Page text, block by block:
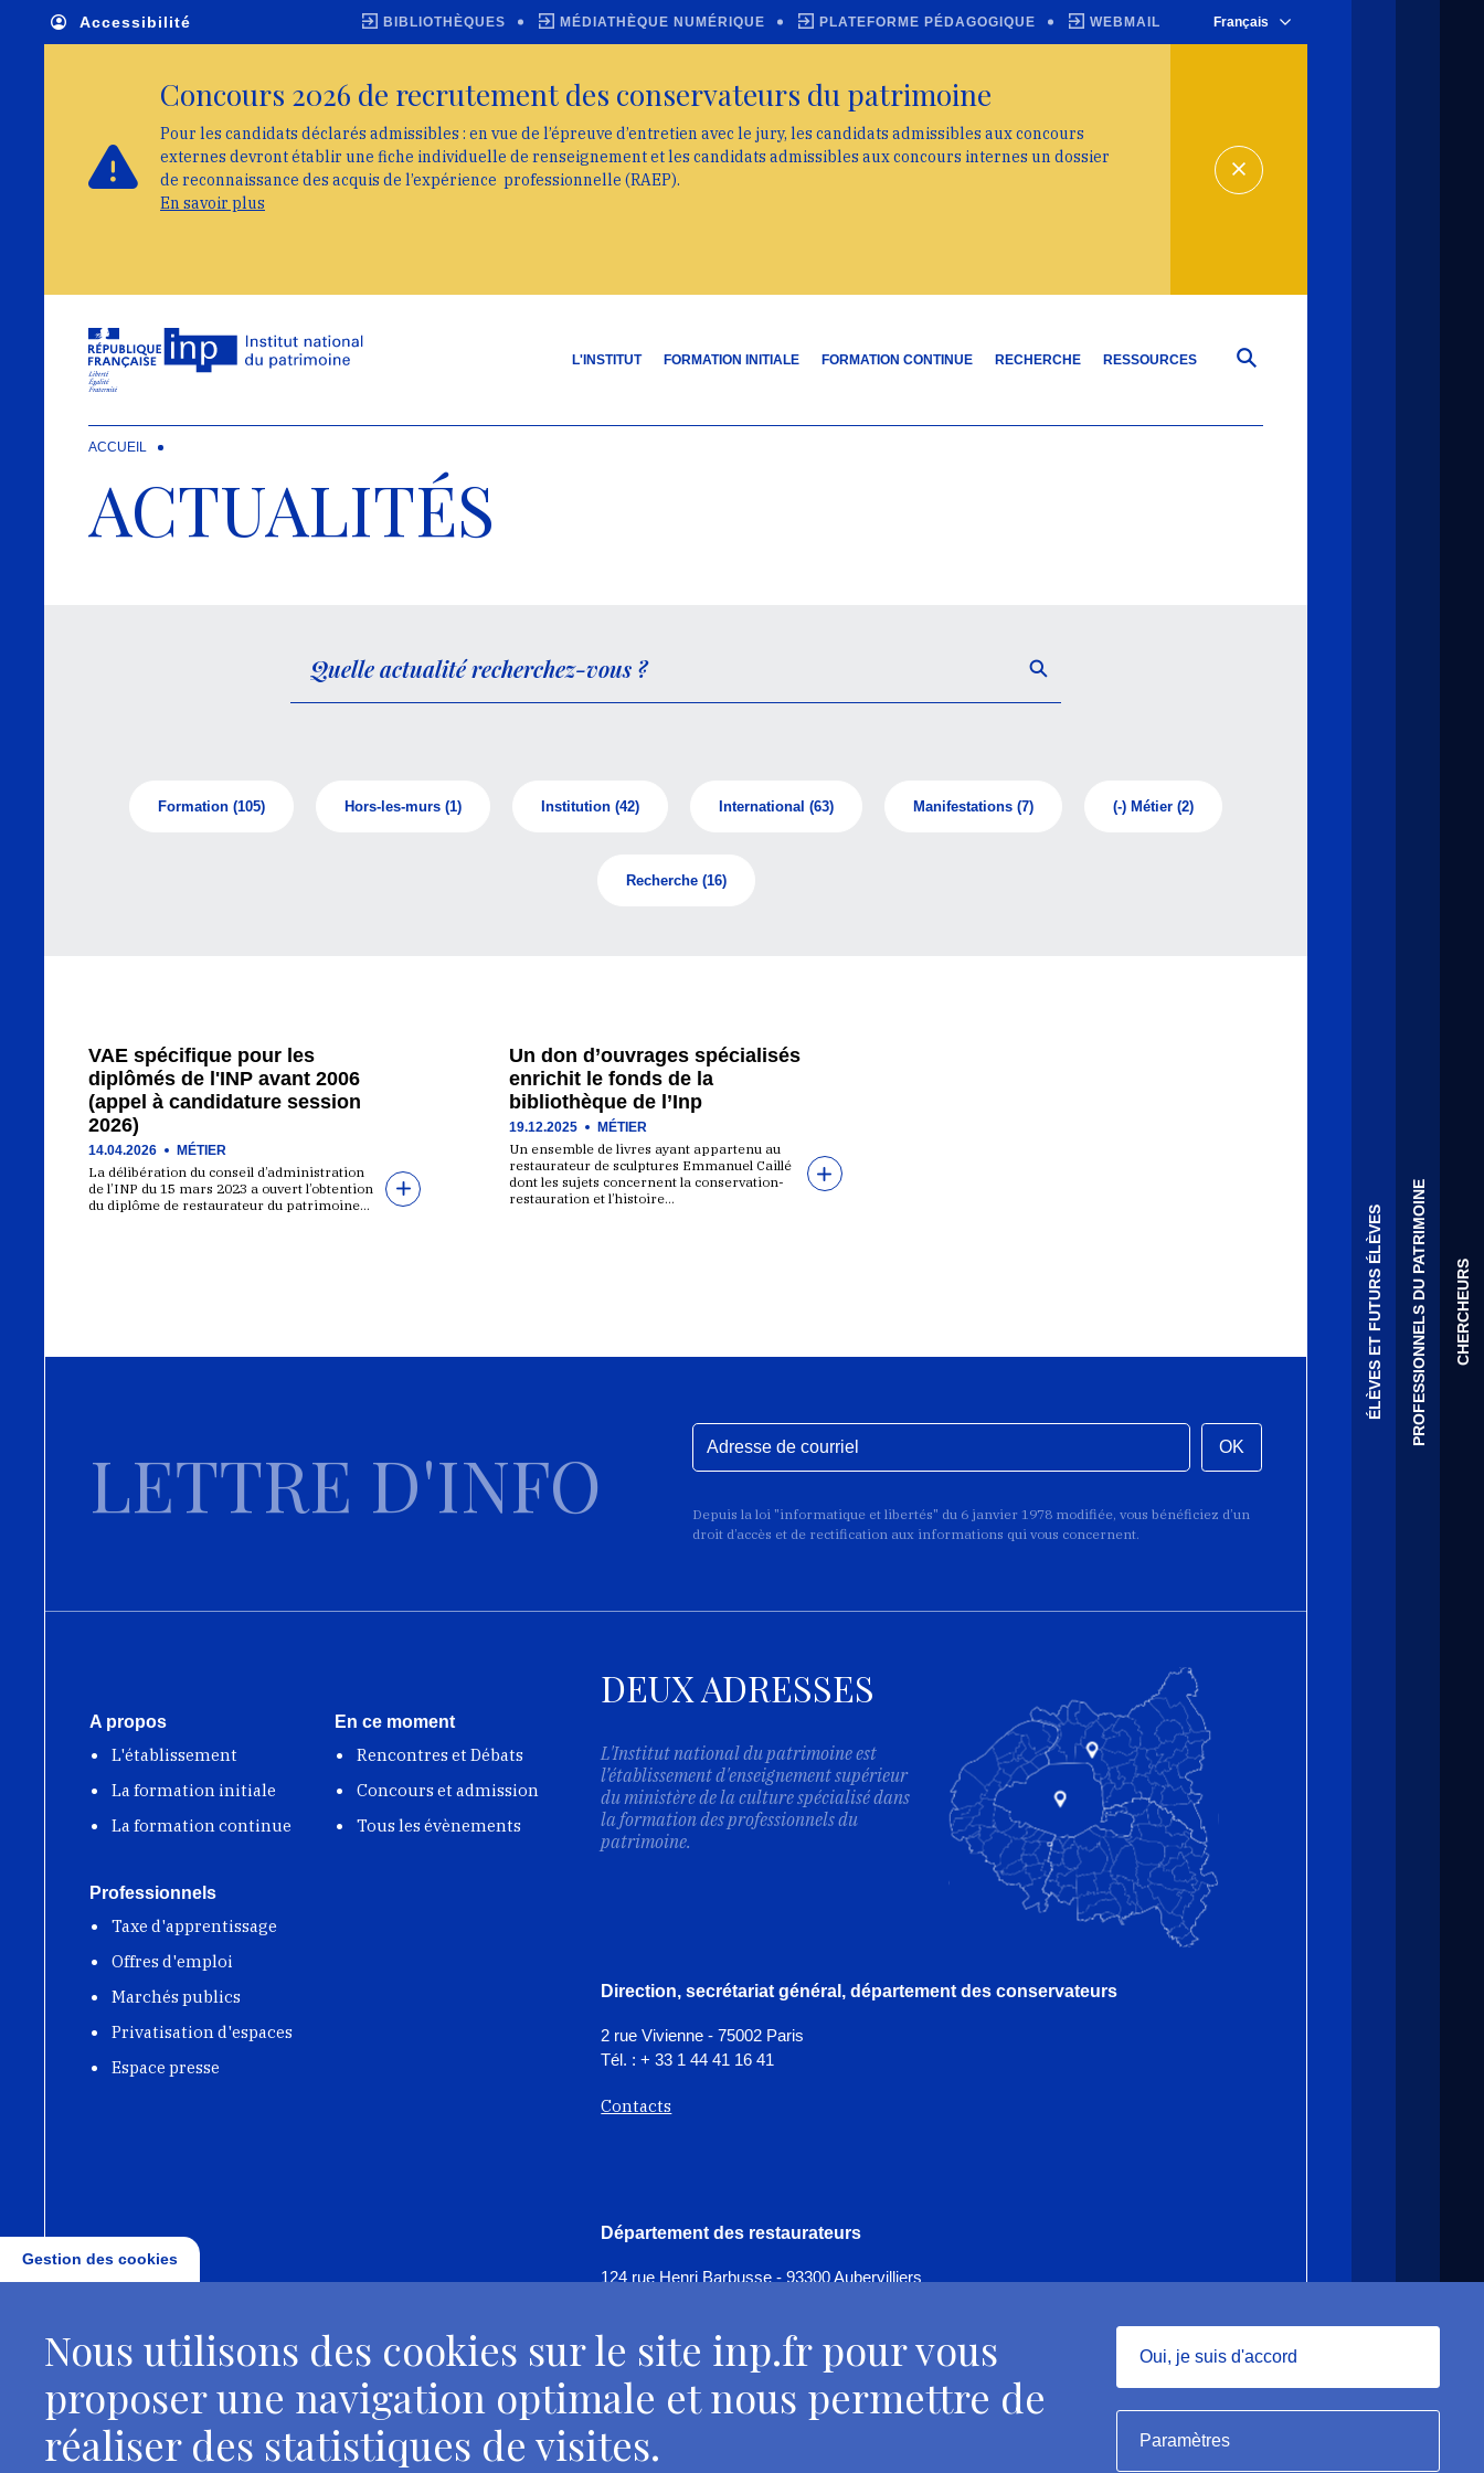
ÉLÈVES ET FUTURS ÉLÈVESPROFESSIONNELS DU PATRIMOINE CHERCHEURS
L'INSTITUT FORMATION INITIALE FORMATION CONTINUE RECHERCHE RESSOURCES
Accessibilité BIBLIOTHÈQUES MÉDIATHÈQUE NUMÉRIQUE PLATEFORME PÉDAGOGIQUE WEBMAIL Français
Concours 2026 de recrutement des conservateurs du patrimoine
Pour les candidats déclarés admissibles : en vue de l’épreuve d’entretien avec le jury, les candidats admissibles aux concours
externes devront établir une fiche individuelle de renseignement et les candidats admissibles aux concours internes un dossier
de reconnaissance des acquis de l’expérience professionnelle (RAEP).
En savoir plus
ACCUEIL
ACTUALITÉS
Formation (105) Hors-les-murs (1) Institution (42) International (63) Manifestations (7) (-) Métier (2)
Recherche (16)
VAE spécifique pour les
diplômés de l'INP avant 2006
(appel à candidature session
2026)
14.04.2026 MÉTIER
La délibération du conseil d’administration
de l’INP du 15 mars 2023 a ouvert l’obtention
du diplôme de restaurateur du patrimoine…
Un don d’ouvrages spécialisés
enrichit le fonds de la
bibliothèque de l’Inp
19.12.2025 MÉTIER
Un ensemble de livres ayant appartenu au
restaurateur de sculptures Emmanuel Caillé
dont les sujets concernent la conservation-
restauration et l’histoire…
LETTRE D'INFO OK
Depuis la loi "informatique et libertés" du 6 janvier 1978 modifiée, vous bénéficiez d’un
droit d’accès et de rectification aux informations qui vous concernent.
A propos
L'établissement
La formation initiale
La formation continue
En ce moment
Rencontres et Débats
Concours et admission
Tous les évènements
Professionnels
Taxe d'apprentissage
Offres d'emploi
Marchés publics
Privatisation d'espaces
Espace presse
DEUX ADRESSES
L'Institut national du patrimoine est
l’établissement d'enseignement supérieur
du ministère de la culture spécialisé dans
la formation des professionnels du
patrimoine.
Direction, secrétariat général, département des conservateurs
2 rue Vivienne - 75002 Paris
Tél. : + 33 1 44 41 16 41
Contacts
Département des restaurateurs
124 rue Henri Barbusse - 93300 Aubervilliers
Contacts
Gestion des cookies
Nous utilisons des cookies sur le site inp.fr pour vous
proposer une navigation optimale et nous permettre de
réaliser des statistiques de visites.
Oui, je suis d'accord
Masquer
Paramètres